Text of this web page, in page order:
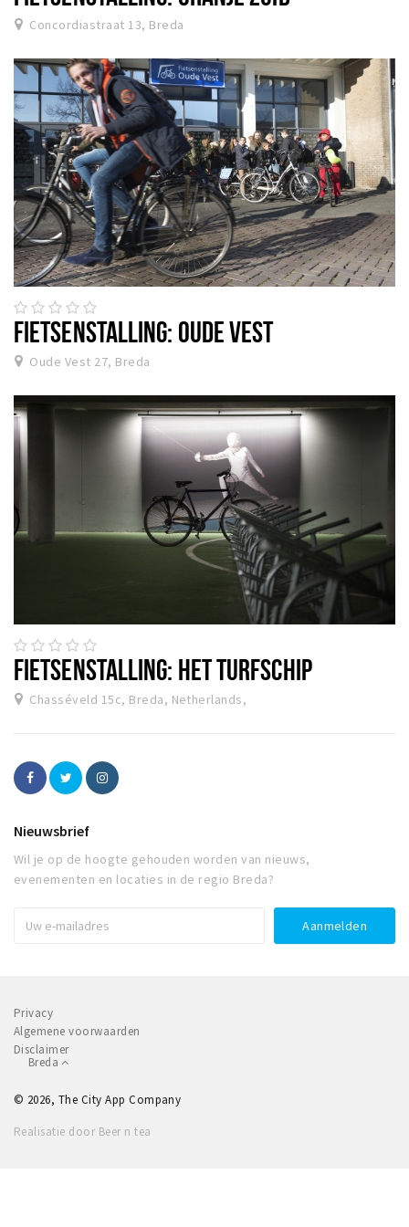
Concordiastraat 13, Breda
FIETSENSTALLING: OUDE VEST
Oude Vest 27, Breda
FIETSENSTALLING: HET TURFSCHIP
Chasséveld 15c, Breda, Netherlands,
Nieuwsbrief
Wil je op de hoogte gehouden worden van nieuws,
evenementen en locaties in de regio Breda?
Privacy
Algemene voorwaarden
Disclaimer
Breda
© 2026, The City App Company
Realisatie door Beer n tea